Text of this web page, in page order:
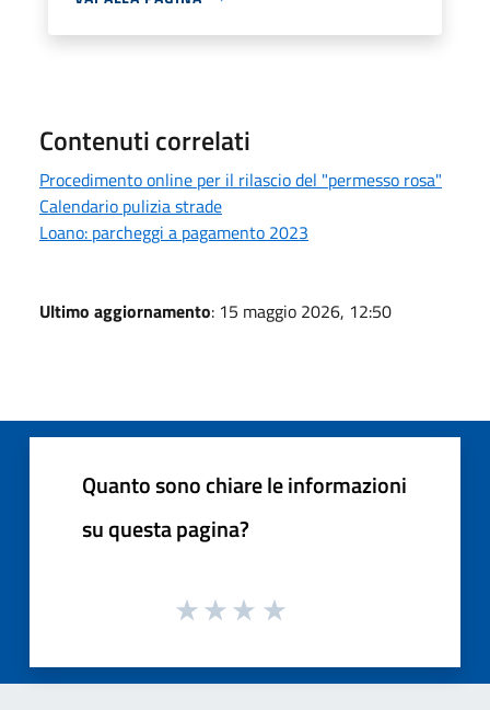
Contenuti correlati
Procedimento online per il rilascio del "permesso rosa"
Calendario pulizia strade
Loano: parcheggi a pagamento 2023
Ultimo aggiornamento: 15 maggio 2026, 12:50
Quanto sono chiare le informazioni
su questa pagina?